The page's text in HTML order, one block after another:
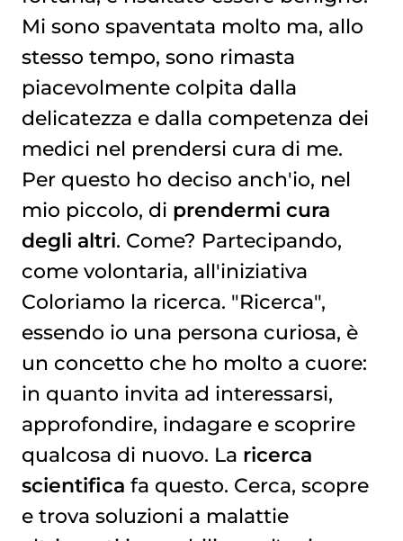
Mi sono spaventata molto ma, allo
stesso tempo, sono rimasta
piacevolmente colpita dalla
delicatezza e dalla competenza dei
medici nel prendersi cura di me.
Per questo ho deciso anch'io, nel
mio piccolo, di prendermi cura
degli altri. Come? Partecipando,
come volontaria, all'iniziativa
Coloriamo la ricerca. "Ricerca",
essendo io una persona curiosa, è
un concetto che ho molto a cuore:
in quanto invita ad interessarsi,
approfondire, indagare e scoprire
qualcosa di nuovo. La ricerca
scientifica fa questo. Cerca, scopre
e trova soluzioni a malattie